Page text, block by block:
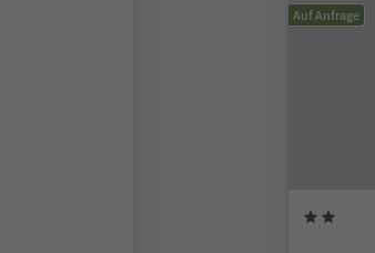
Auf Anfrage